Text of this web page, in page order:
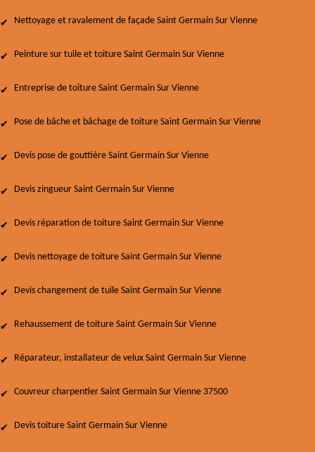
Nettoyage et ravalement de façade Saint Germain Sur Vienne
Peinture sur tuile et toiture Saint Germain Sur Vienne
Entreprise de toiture Saint Germain Sur Vienne
Pose de bâche et bâchage de toiture Saint Germain Sur Vienne
Devis pose de gouttière Saint Germain Sur Vienne
Devis zingueur Saint Germain Sur Vienne
Devis réparation de toiture Saint Germain Sur Vienne
Devis nettoyage de toiture Saint Germain Sur Vienne
Devis changement de tuile Saint Germain Sur Vienne
Rehaussement de toiture Saint Germain Sur Vienne
Réparateur, installateur de velux Saint Germain Sur Vienne
Couvreur charpentier Saint Germain Sur Vienne 37500
Devis toiture Saint Germain Sur Vienne